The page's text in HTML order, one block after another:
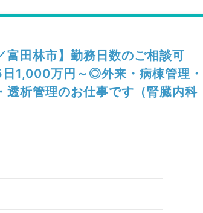
富田林市】勤務日数のご相談可
1,000万円～◎外来・病棟管理・
透析管理のお仕事です（腎臓内科